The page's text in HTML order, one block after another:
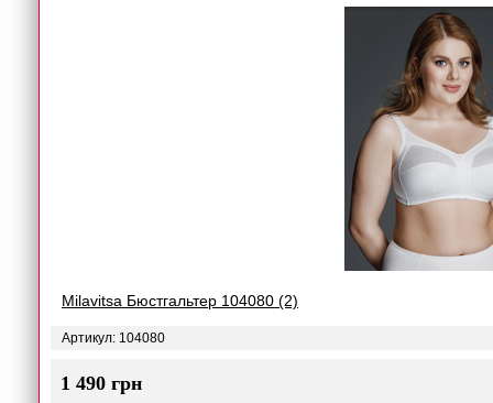
Milavitsa Бюстгальтер 104080 (2)
Артикул: 104080
1 490 грн